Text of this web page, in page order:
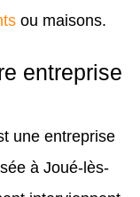
ou maisons.
entreprise
une entreprise
à Joué-lès-